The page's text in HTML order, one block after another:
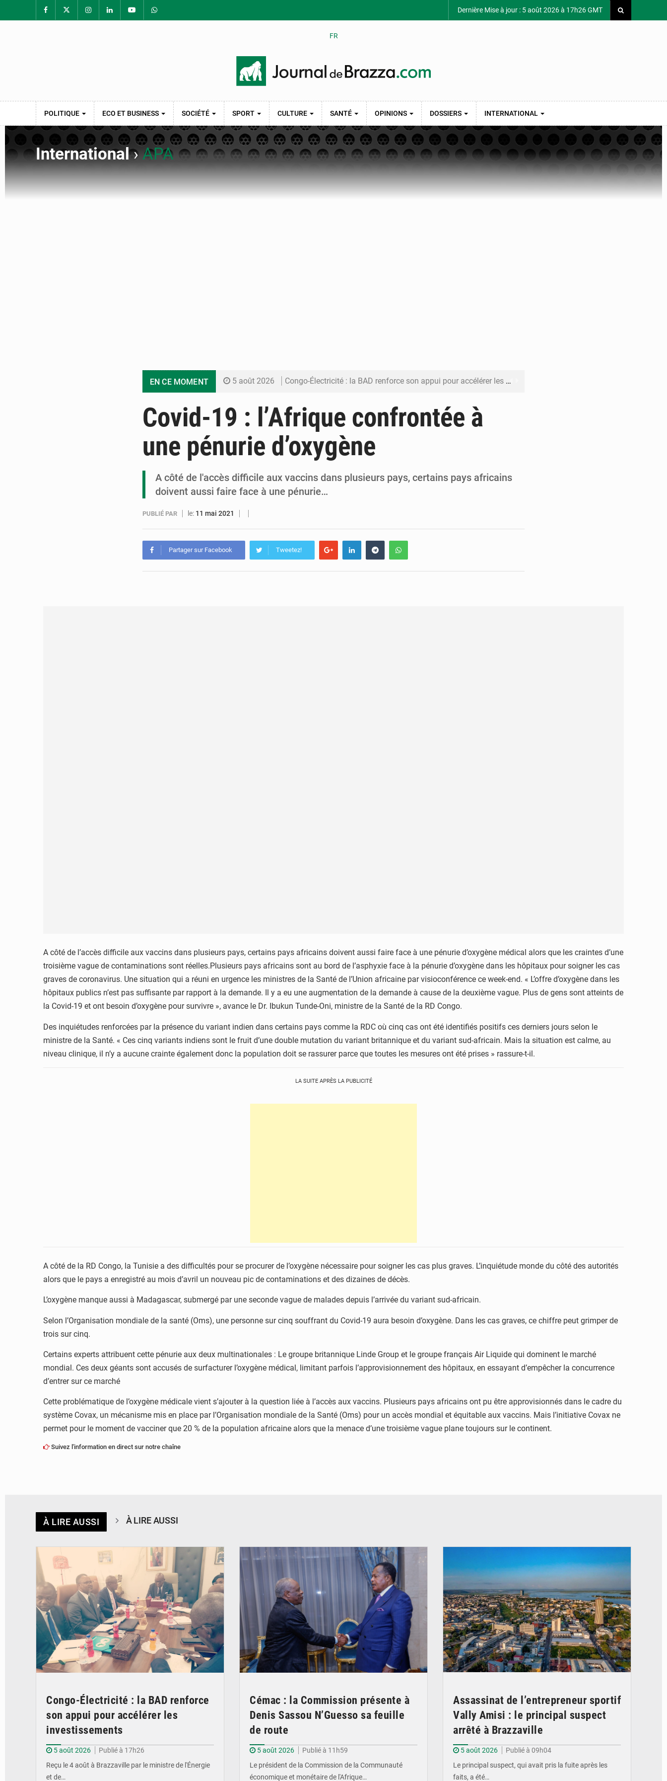
Dernière Mise à jour : 5 août 2026 à 17h26 GMT
FR
POLITIQUE ECO ET BUSINESS SOCIÉTÉ SPORT CULTURE SANTÉ OPINIONS DOSSIERS INTERNATIONAL
International›APA
EN CE MOMENT 5 août 2026 Congo-Électricité : la BAD renforce son appui pour accélérer les investissements
5 août 2026 Assassinat de l’entrepreneur sportif Vally Amisi : le principal suspect arrêté à Brazzaville
5 août 2026 Compétitions africaines : la CAF ferme la porte à l’AC Léopards et à l’AS Otohô
Covid-19 : l’Afrique confrontée à
une pénurie d’oxygène
A côté de l'accès difficile aux vaccins dans plusieurs pays, certains pays africains
doivent aussi faire face à une pénurie…
PUBLIÉ PAR le: 11 mai 2021
Partager sur Facebook Tweetez!
A côté de l’accès difficile aux vaccins dans plusieurs pays, certains pays africains doivent aussi faire face à une pénurie d’oxygène médical alors que les craintes d’une
troisième vague de contaminations sont réelles.Plusieurs pays africains sont au bord de l’asphyxie face à la pénurie d’oxygène dans les hôpitaux pour soigner les cas
graves de coronavirus. Une situation qui a réuni en urgence les ministres de la Santé de l’Union africaine par visioconférence ce week-end. « L’offre d’oxygène dans les
hôpitaux publics n’est pas suffisante par rapport à la demande. Il y a eu une augmentation de la demande à cause de la deuxième vague. Plus de gens sont atteints de
la Covid-19 et ont besoin d’oxygène pour survivre », avance le Dr. Ibukun Tunde-Oni, ministre de la Santé de la RD Congo.
Des inquiétudes renforcées par la présence du variant indien dans certains pays comme la RDC où cinq cas ont été identifiés positifs ces derniers jours selon le
ministre de la Santé. « Ces cinq variants indiens sont le fruit d’une double mutation du variant britannique et du variant sud-africain. Mais la situation est calme, au
niveau clinique, il n’y a aucune crainte également donc la population doit se rassurer parce que toutes les mesures ont été prises » rassure-t-il.
LA SUITE APRÈS LA PUBLICITÉ
A côté de la RD Congo, la Tunisie a des difficultés pour se procurer de l’oxygène nécessaire pour soigner les cas plus graves. L’inquiétude monde du côté des autorités
alors que le pays a enregistré au mois d’avril un nouveau pic de contaminations et des dizaines de décès.
L’oxygène manque aussi à Madagascar, submergé par une seconde vague de malades depuis l’arrivée du variant sud-africain.
Selon l’Organisation mondiale de la santé (Oms), une personne sur cinq souffrant du Covid-19 aura besoin d’oxygène. Dans les cas graves, ce chiffre peut grimper de
trois sur cinq.
Certains experts attribuent cette pénurie aux deux multinationales : Le groupe britannique Linde Group et le groupe français Air Liquide qui dominent le marché
mondial. Ces deux géants sont accusés de surfacturer l’oxygène médical, limitant parfois l’approvisionnement des hôpitaux, en essayant d’empêcher la concurrence
d’entrer sur ce marché
Cette problématique de l’oxygène médicale vient s’ajouter à la question liée à l’accès aux vaccins. Plusieurs pays africains ont pu être approvisionnés dans le cadre du
système Covax, un mécanisme mis en place par l’Organisation mondiale de la Santé (Oms) pour un accès mondial et équitable aux vaccins. Mais l’initiative Covax ne
permet pour le moment de vacciner que 20 % de la population africaine alors que la menace d’une troisième vague plane toujours sur le continent.
Suivez l'information en direct sur notre chaîne
À LIRE AUSSI À LIRE AUSSI
Congo-Électricité : la BAD renforce
son appui pour accélérer les
investissements
5 août 2026
Publié à 17h26
Reçu le 4 août à Brazzaville par le ministre de l'Énergie
et de…
Cémac : la Commission présente à
Denis Sassou N’Guesso sa feuille
de route
5 août 2026
Publié à 11h59
Le président de la Commission de la Communauté
économique et monétaire de l'Afrique…
Assassinat de l’entrepreneur sportif
Vally Amisi : le principal suspect
arrêté à Brazzaville
5 août 2026
Publié à 09h04
Le principal suspect, qui avait pris la fuite après les
faits, a été…